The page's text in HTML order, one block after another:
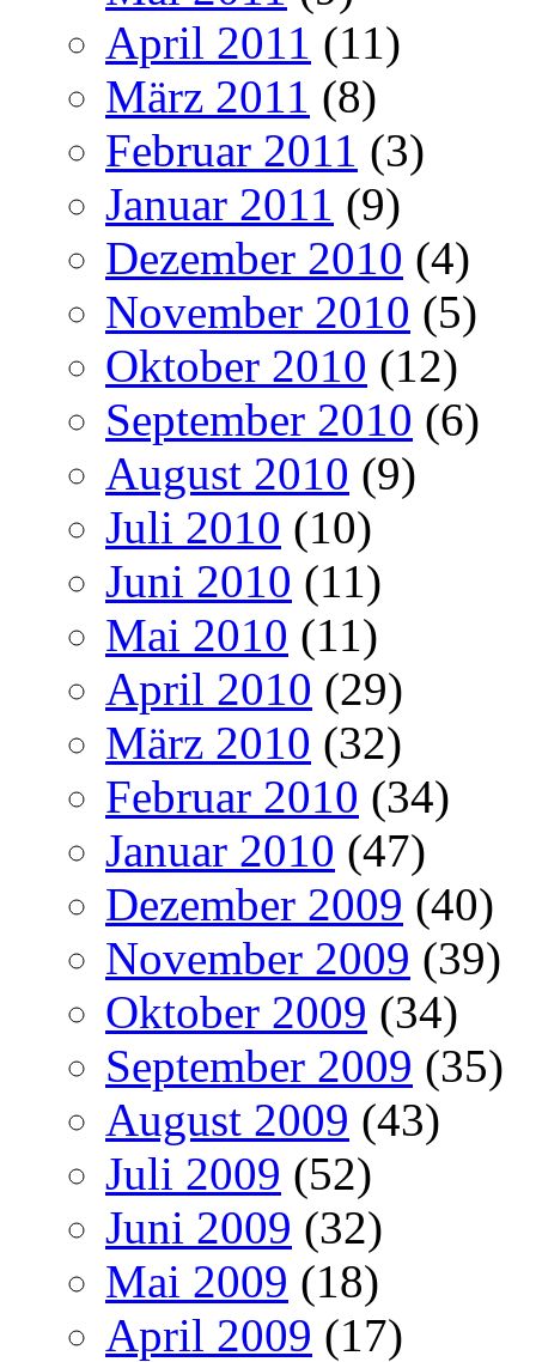
April 2011 (11)
März 2011 (8)
Februar 2011 (3)
Januar 2011 (9)
Dezember 2010 (4)
November 2010 (5)
Oktober 2010 (12)
September 2010 (6)
August 2010 (9)
Juli 2010 (10)
Juni 2010 (11)
Mai 2010 (11)
April 2010 (29)
März 2010 (32)
Februar 2010 (34)
Januar 2010 (47)
Dezember 2009 (40)
November 2009 (39)
Oktober 2009 (34)
September 2009 (35)
August 2009 (43)
Juli 2009 (52)
Juni 2009 (32)
Mai 2009 (18)
April 2009 (17)